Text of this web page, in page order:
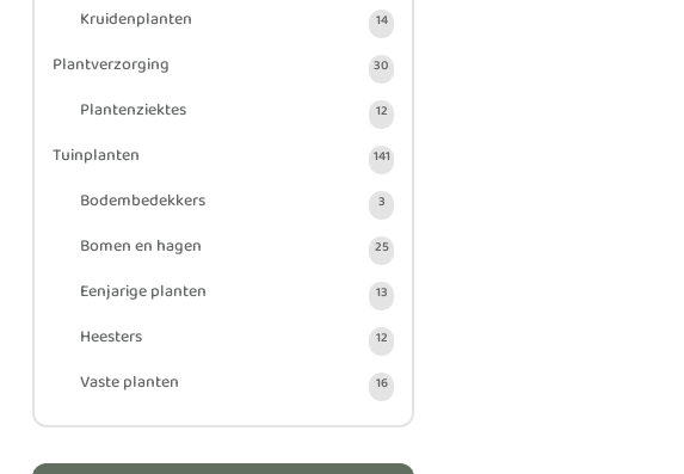
Kruidenplanten 14
Plantverzorging 30
Plantenziektes 12
Tuinplanten 141
Bodembedekkers 3
Bomen en hagen 25
Eenjarige planten 13
Heesters 12
Vaste planten 16